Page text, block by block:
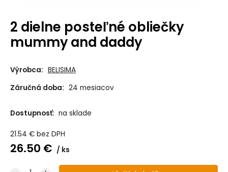
2 dielne posteľné obliečky
mummy and daddy
Výrobca: BELISIMA
Záručná doba: 24 mesiacov
Dostupnosť: na sklade
21.54 € bez DPH
26.50 € ks